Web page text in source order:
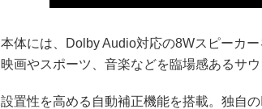
本体には、Dolby Audio対応の8Wスピーカ
映画やスポーツ、音楽などを臨場感あるサウ
設置性を高める自動補正機能を搭載。独自